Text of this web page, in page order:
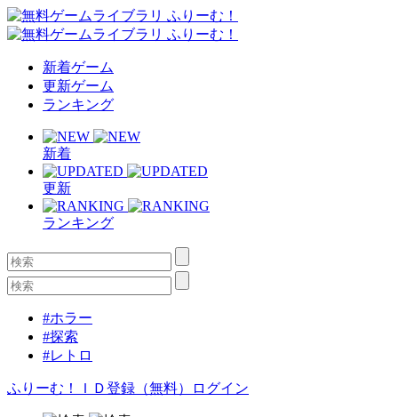
新着ゲーム
更新ゲーム
ランキング
新着
更新
ランキング
#ホラー
#探索
#レトロ
ふりーむ！ＩＤ登録（無料） ログイン